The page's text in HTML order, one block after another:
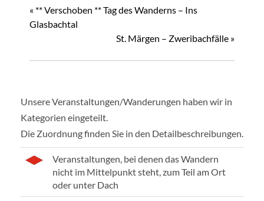
« ** Verschoben ** Tag des Wanderns – Ins
Glasbachtal
St. Märgen – Zweribachfälle »
Unsere Veranstaltungen/Wanderungen haben wir in
Kategorien eingeteilt.
Die Zuordnung finden Sie in den Detailbeschreibungen.
Veranstaltungen, bei denen das Wandern
nicht im Mittelpunkt steht, zum Teil am Ort
oder unter Dach